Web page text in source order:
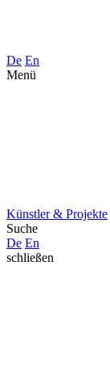
De En
Menü
Künstler & Projekte
Suche
De En
schließen